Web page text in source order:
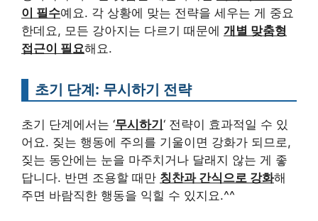
이 필수예요. 각 상황에 맞는 전략을 세우는 게 중요
한데요, 모든 강아지는 다르기 때문에 개별 맞춤형
접근이 필요해요.
초기 단계: 무시하기 전략
초기 단계에서는 ‘무시하기‘ 전략이 효과적일 수 있
어요. 짖는 행동에 주의를 기울이면 강화가 되므로,
짖는 동안에는 눈을 마주치거나 달래지 않는 게 좋
답니다. 반면 조용할 때만 칭찬과 간식으로 강화해
주면 바람직한 행동을 익힐 수 있지요.^^